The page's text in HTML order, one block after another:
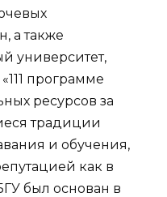
а также
университет,
программе
ресурсов за
традиции
и обучения,
как в
был основан в